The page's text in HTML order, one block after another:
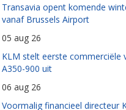
Transavia opent komende
vanaf Brussels Airport
05 aug 26
KLM stelt eerste commerciële
A350-900 uit
06 aug 26
Voormalig financieel directeur